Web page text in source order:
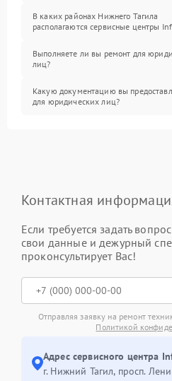
В каких районах Нижнего Тагила
располагаются сервисные центры
Выполняете ли вы ремонт для
лиц?
Какую документацию вы
для юридических лиц?
Контактная
Если требуется задать
свои данные и дежурный
проконсультирует Вас!
Отправляя заявку на ремонт
Политикой
Адрес сервисного центра
г. Нижний Тагил, просп.